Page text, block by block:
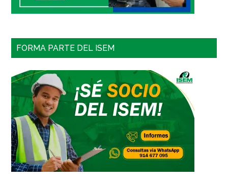
FORMA PARTE DEL ISEM